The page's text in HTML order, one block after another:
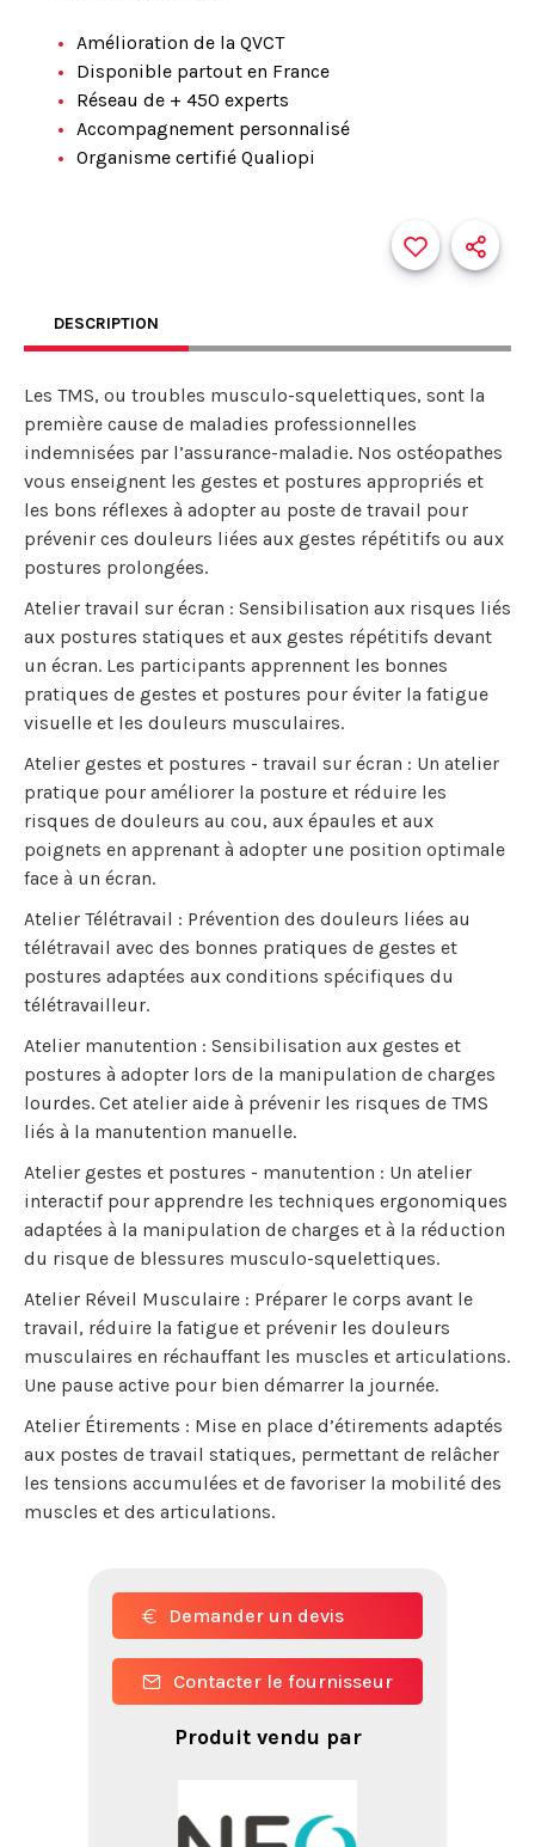
Amélioration de la QVCT
Disponible partout en France
Réseau de + 450 experts
Accompagnement personnalisé
Organisme certifié Qualiopi
DESCRIPTION
Les TMS, ou troubles musculo-squelettiques, sont la
première cause de maladies professionnelles
indemnisées par l’assurance-maladie. Nos ostéopathes
vous enseignent les gestes et postures appropriés et
les bons réflexes à adopter au poste de travail pour
prévenir ces douleurs liées aux gestes répétitifs ou aux
postures prolongées.
Atelier travail sur écran : Sensibilisation aux risques liés
aux postures statiques et aux gestes répétitifs devant
un écran. Les participants apprennent les bonnes
pratiques de gestes et postures pour éviter la fatigue
visuelle et les douleurs musculaires.
Atelier gestes et postures - travail sur écran : Un atelier
pratique pour améliorer la posture et réduire les
risques de douleurs au cou, aux épaules et aux
poignets en apprenant à adopter une position optimale
face à un écran.
Atelier Télétravail : Prévention des douleurs liées au
télétravail avec des bonnes pratiques de gestes et
postures adaptées aux conditions spécifiques du
télétravailleur.
Atelier manutention : Sensibilisation aux gestes et
postures à adopter lors de la manipulation de charges
lourdes. Cet atelier aide à prévenir les risques de TMS
liés à la manutention manuelle.
Atelier gestes et postures - manutention : Un atelier
interactif pour apprendre les techniques ergonomiques
adaptées à la manipulation de charges et à la réduction
du risque de blessures musculo-squelettiques.
Atelier Réveil Musculaire : Préparer le corps avant le
travail, réduire la fatigue et prévenir les douleurs
musculaires en réchauffant les muscles et articulations.
Une pause active pour bien démarrer la journée.
Atelier Étirements : Mise en place d’étirements adaptés
aux postes de travail statiques, permettant de relâcher
les tensions accumulées et de favoriser la mobilité des
muscles et des articulations.
Demander un devis
Contacter le fournisseur
Produit vendu par